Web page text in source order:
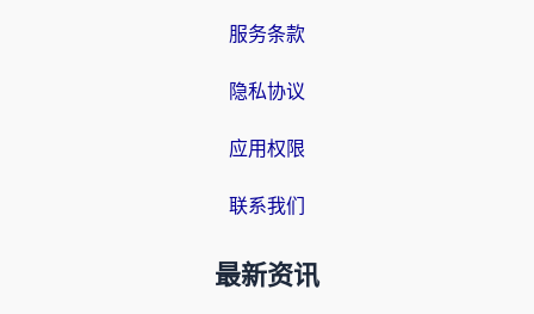
服务条款
隐私协议
应用权限
联系我们
最新资讯